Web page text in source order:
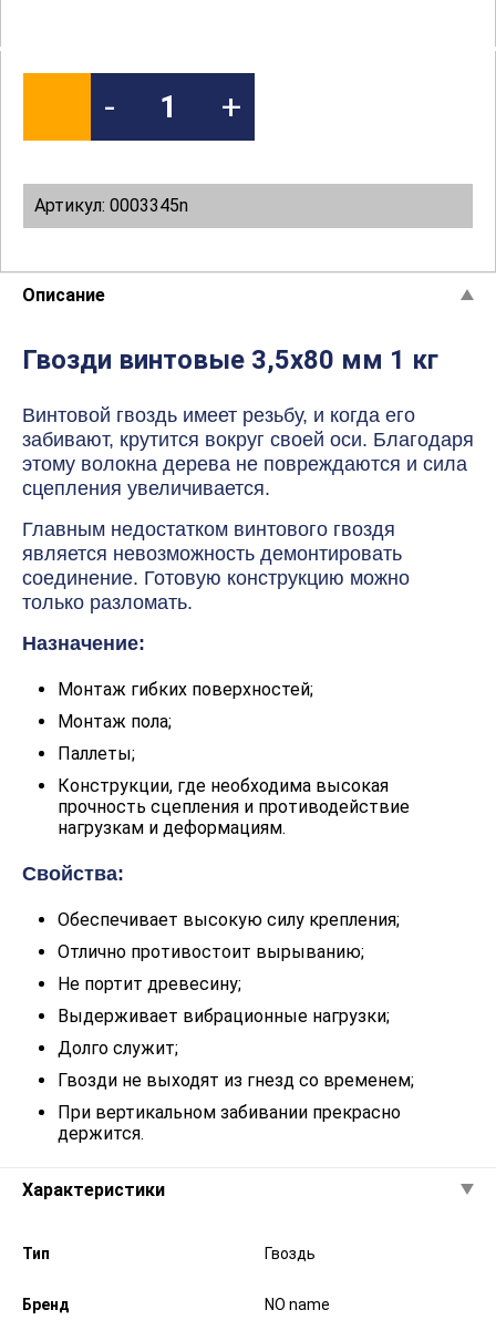
- +
Артикул: 0003345n
Описание
Гвозди винтовые 3,5х80 мм 1 кг
Винтовой гвоздь имеет резьбу, и когда его
забивают, крутится вокруг своей оси. Благодаря
этому волокна дерева не повреждаются и сила
сцепления увеличивается.
Главным недостатком винтового гвоздя
является невозможность демонтировать
соединение. Готовую конструкцию можно
только разломать.
Назначение:
Монтаж гибких поверхностей;
Монтаж пола;
Паллеты;
Конструкции, где необходима высокая
прочность сцепления и противодействие
нагрузкам и деформациям.
Свойства:
Обеспечивает высокую силу крепления;
Отлично противостоит вырыванию;
Не портит древесину;
Выдерживает вибрационные нагрузки;
Долго служит;
Гвозди не выходят из гнезд со временем;
При вертикальном забивании прекрасно
держится.
Характеристики
Тип Гвоздь
Бренд NO name